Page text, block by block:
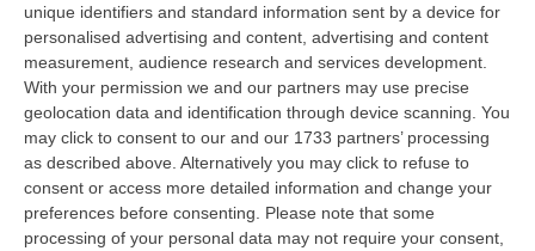
unique identifiers and standard information sent by a device for
personalised advertising and content, advertising and content
measurement, audience research and services development.
With your permission we and our partners may use precise
geolocation data and identification through device scanning. You
may click to consent to our and our 1733 partners’ processing
as described above. Alternatively you may click to refuse to
consent or access more detailed information and change your
preferences before consenting.
Please note that some
processing of your personal data may not require your consent,
07 Agosto, 22:02
Renzi: «Conte? Sarebbe Delittuoso Vannaccizzare La Coalizione»
“ROMA «Conte sta giocando la sua partita, vedremo se le primarie si
faranno, quando e con che formato, se a due Conte-Schlein o se ci
sarann…
07 Agosto, 21:35
Meteo, Altri 10 Giorni Di Caldo Estremo